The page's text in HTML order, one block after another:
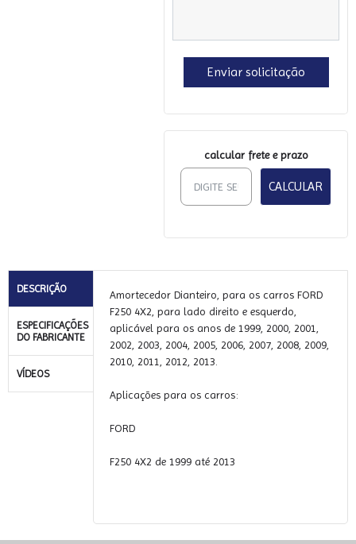
Enviar solicitação
calcular frete e prazo
CALCULAR
DESCRIÇÃO
ESPECIFICAÇÕES
DO FABRICANTE
VÍDEOS
Amortecedor Dianteiro, para os carros FORD
F250 4X2, para lado direito e esquerdo,
aplicável para os anos de 1999, 2000, 2001,
2002, 2003, 2004, 2005, 2006, 2007, 2008, 2009,
2010, 2011, 2012, 2013.
Aplicações para os carros:
FORD
F250 4X2 de 1999 até 2013